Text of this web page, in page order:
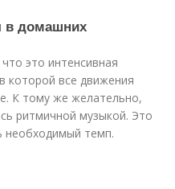
в домашних
это интенсивная
которой все движения
К тому же желательно,
ритмичной музыкой. Это
необходимый темп.